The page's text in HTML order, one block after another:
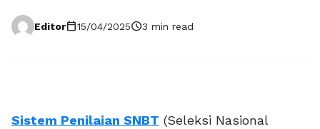
Editorcalendar_today15/04/2025schedule3 min read
Sistem Penilaian SNBT (Seleksi Nasional